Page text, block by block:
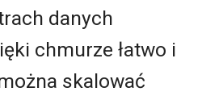
danych
chmurze łatwo i
skalować